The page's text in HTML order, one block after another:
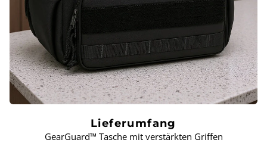
Lieferumfang
GearGuard™ Tasche mit verstärkten Griffen